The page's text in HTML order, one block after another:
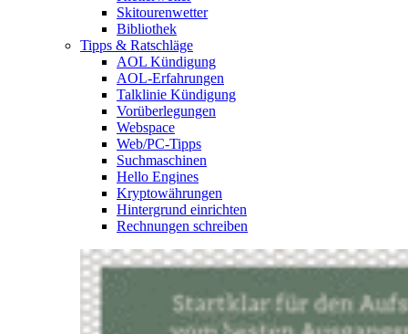
Skitourenwetter
Bibliothek
Tipps & Ratschläge
AOL Kündigung
AOL-Erfahrungen
Talklinie Kündigung
Vorüberlegungen
Webspace
Web/PC-Tipps
Suchmaschinen
Hello Engines
Kryptowährungen
Hintergrund einrichten
Rechnungen schreiben